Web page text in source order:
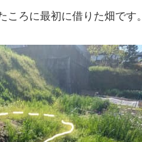
ろに最初に借りた畑です。